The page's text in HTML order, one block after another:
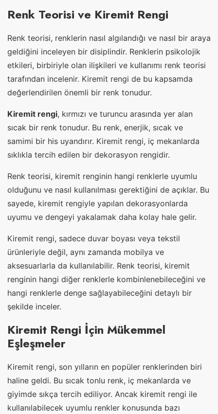
Renk Teorisi ve Kiremit Rengi
Renk teorisi, renklerin nasıl algılandığı ve nasıl bir araya
geldiğini inceleyen bir disiplindir. Renklerin psikolojik
etkileri, birbiriyle olan ilişkileri ve kullanımı renk teorisi
tarafından incelenir. Kiremit rengi de bu kapsamda
değerlendirilen önemli bir renk tonudur.
Kiremit rengi, kırmızı ve turuncu arasında yer alan
sıcak bir renk tonudur. Bu renk, enerjik, sıcak ve
samimi bir his uyandırır. Kiremit rengi, iç mekanlarda
sıklıkla tercih edilen bir dekorasyon rengidir.
Renk teorisi, kiremit renginin hangi renklerle uyumlu
olduğunu ve nasıl kullanılması gerektiğini de açıklar. Bu
sayede, kiremit rengiyle yapılan dekorasyonlarda
uyumu ve dengeyi yakalamak daha kolay hale gelir.
Kiremit rengi, sadece duvar boyası veya tekstil
ürünleriyle değil, aynı zamanda mobilya ve
aksesuarlarla da kullanılabilir. Renk teorisi, kiremit
renginin hangi diğer renklerle kombinlenebileceğini ve
hangi renklerle denge sağlayabileceğini detaylı bir
şekilde inceler.
Kiremit Rengi İçin Mükemmel
Eşleşmeler
Kiremit rengi, son yılların en popüler renklerinden biri
haline geldi. Bu sıcak tonlu renk, iç mekanlarda ve
giyimde sıkça tercih ediliyor. Ancak kiremit rengi ile
kullanılabilecek uyumlu renkler konusunda bazı